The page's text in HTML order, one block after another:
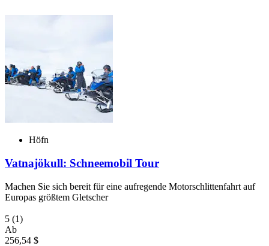
Höfn
Vatnajökull: Schneemobil Tour
Machen Sie sich bereit für eine aufregende Motorschlittenfahrt auf
Europas größtem Gletscher
5 (1)
Ab
256,54 $